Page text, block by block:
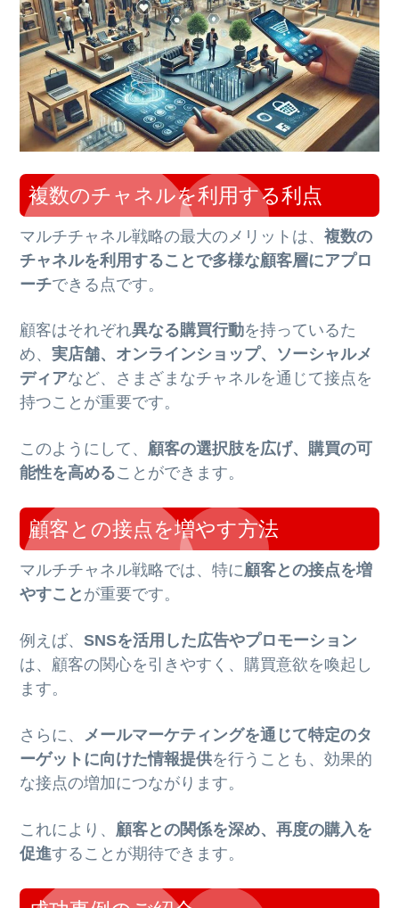
複数のチャネルを利用する利点
マルチチャネル戦略の最大のメリットは、複数の
チャネルを利用することで多様な顧客層にアプロ
ーチできる点です。
顧客はそれぞれ異なる購買行動を持っているた
め、実店舗、オンラインショップ、ソーシャルメ
ディアなど、さまざまなチャネルを通じて接点を
持つことが重要です。
このようにして、 顧客の選択肢を広げ、購買の可
能性を高めることができます。
顧客との接点を増やす方法
マルチチャネル戦略では、特に顧客との接点を増
やすこと が重要です。
例えば、SNSを活用した広告やプロモーション
は、顧客の関心を引きやすく、購買意欲を喚起し
ます。
さらに、
メールマーケティングを通じて特定のタ
ーゲットに向けた情報提供を行うことも、効果的
な接点の増加につながります。
これにより、 顧客との関係を深め、再度の購入を
促進することが期待できます。